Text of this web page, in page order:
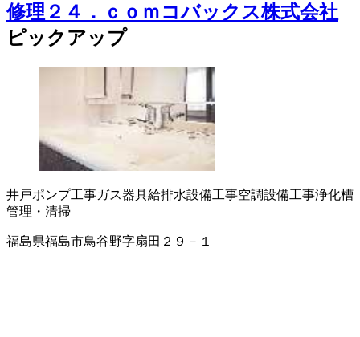
修理２４．ｃｏｍコバックス株式会社
ピックアップ
井戸ポンプ工事ガス器具給排水設備工事空調設備工事浄化槽
管理・清掃
福島県福島市鳥谷野字扇田２９－１